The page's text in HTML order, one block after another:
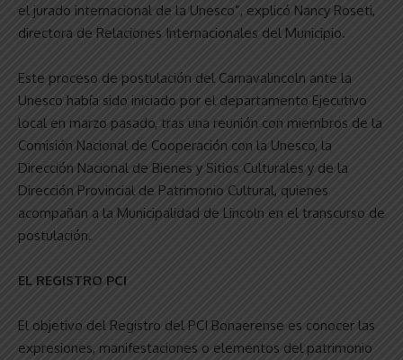
el jurado internacional de la Unesco”, explicó Nancy Roseti,
directora de Relaciones Internacionales del Municipio.
Este proceso de postulación del Carnavalincoln ante la
Unesco había sido iniciado por el departamento Ejecutivo
local en marzo pasado, tras una reunión con miembros de la
Comisión Nacional de Cooperación con la Unesco, la
Dirección Nacional de Bienes y Sitios Culturales y de la
Dirección Provincial de Patrimonio Cultural, quienes
acompañan a la Municipalidad de Lincoln en el transcurso de
postulación.
EL REGISTRO PCI
El objetivo del Registro del PCI Bonaerense es conocer las
expresiones, manifestaciones o elementos del patrimonio